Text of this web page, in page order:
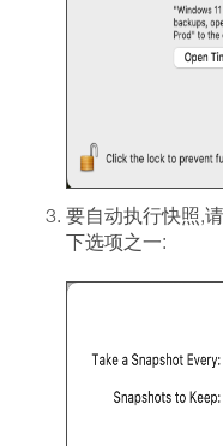
要自动执行快照,
下选项之一: